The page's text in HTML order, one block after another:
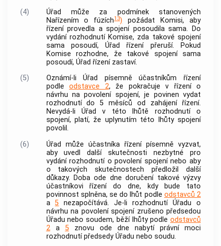
(4)
Úřad může za podmínek stanovených
Nařízením o fúzích13) požádat Komisi, aby
řízení provedla a spojení posoudila sama. Do
vydání rozhodnutí Komise, zda takové spojení
sama posoudí, Úřad řízení přeruší. Pokud
Komise rozhodne, že takové spojení sama
posoudí, Úřad řízení zastaví.
(5)
Oznámí-li Úřad písemně účastníkům řízení
podle odstavce 2, že pokračuje v řízení o
návrhu na povolení spojení, je povinen vydat
rozhodnutí do 5 měsíců od zahájení řízení.
Nevydá-li Úřad v této lhůtě rozhodnutí o
spojení, platí, že uplynutím této lhůty spojení
povolil.
(6)
Úřad může účastníka řízení písemně vyzvat,
aby uvedl další skutečnosti nezbytné pro
vydání rozhodnutí o povolení spojení nebo aby
o takových skutečnostech předložil další
důkazy. Doba ode dne doručení takové výzvy
účastníkovi řízení do dne, kdy bude tato
povinnost splněna, se do lhůt podle odstavců 2
a5 nezapočítává. Je-li rozhodnutí Úřadu o
návrhu na povolení spojení zrušeno předsedou
Úřadu nebo soudem, běží lhůty podle odstavců
2a 5znovu ode dne nabytí právní moci
rozhodnutí předsedy Úřadu nebo soudu.